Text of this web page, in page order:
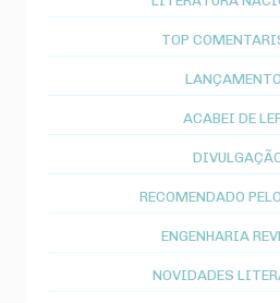
TOP
LANÇAMENTO
ACABEI DE
RECOMENDADO
ENGENHARIA
NOVIDADES